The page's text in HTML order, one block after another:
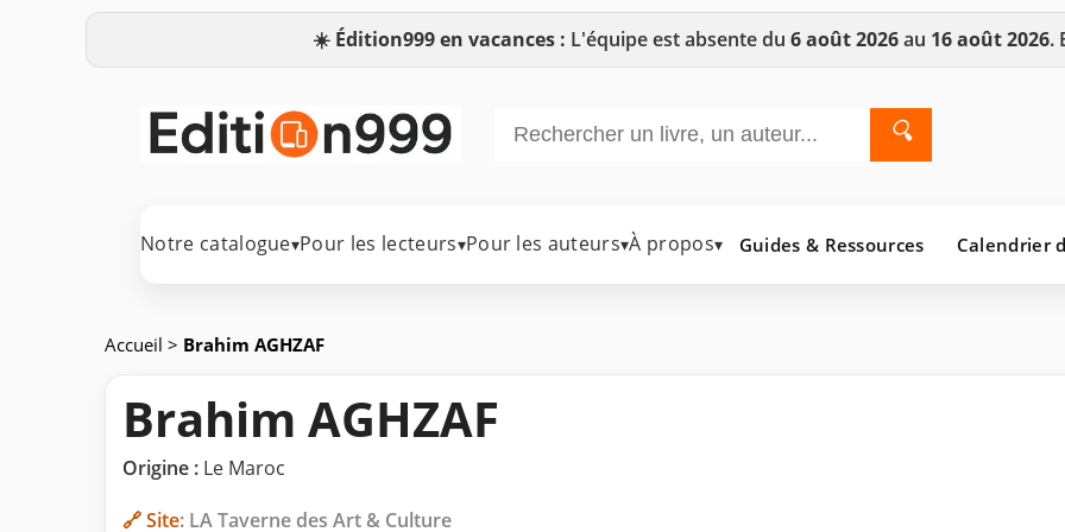
☀️ Édition999 en vacances : L'équipe est absente du 6 août 2026au 16 août 2026.
🔍
Notre catalogue▾Pour les lecteurs▾Pour les auteurs▾À propos▾ Guides & Ressources Calendrier
Accueil > Brahim AGHZAF
Brahim AGHZAF
Origine : Le Maroc
🔗 Site: LA Taverne des Art & Culture